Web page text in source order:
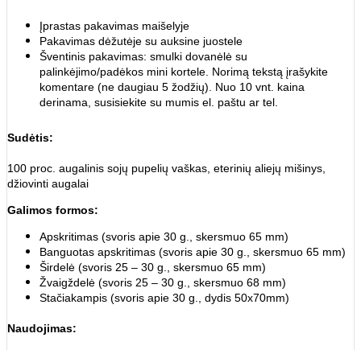
Įprastas pakavimas maišelyje
Pakavimas dėžutėje su auksine juostele
Šventinis pakavimas: smulki dovanėlė su
palinkėjimo/padėkos mini kortele. Norimą tekstą įrašykite
komentare (ne daugiau 5 žodžių). Nuo 10 vnt. kaina
derinama, susisiekite su mumis el. paštu ar tel.
Sudėtis:
100 proc. augalinis sojų pupelių vaškas, eterinių aliejų mišinys,
džiovinti augalai
Galimos formos:
Apskritimas (svoris apie 30 g., skersmuo 65 mm)
Banguotas apskritimas (svoris apie 30 g., skersmuo 65 mm)
Širdelė (svoris 25 – 30 g., skersmuo 65 mm)
Žvaigždelė (svoris 25 – 30 g., skersmuo 68 mm)
Stačiakampis (svoris apie 30 g., dydis 50x70mm)
Naudojimas: